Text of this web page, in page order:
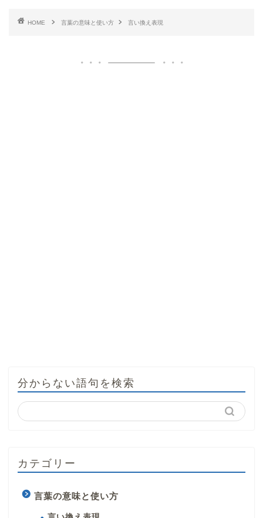
HOME 言葉の意味と使い方 言い換え表現
分からない語句を検索
カテゴリー
言葉の意味と使い方